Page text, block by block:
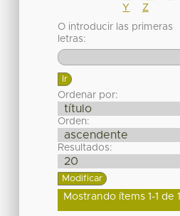
Y
Z
O introducir las primeras
letras:
Ordenar por:
Orden:
Resultados:
Mostrando ítems 1-1 de 1